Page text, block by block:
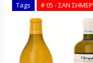
Tags # 05 - ΣΑΝ